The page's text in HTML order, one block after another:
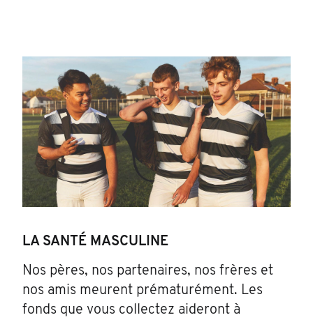
LA SANTÉ MASCULINE
Nos pères, nos partenaires, nos frères et
nos amis meurent prématurément. Les
fonds que vous collectez aideront à